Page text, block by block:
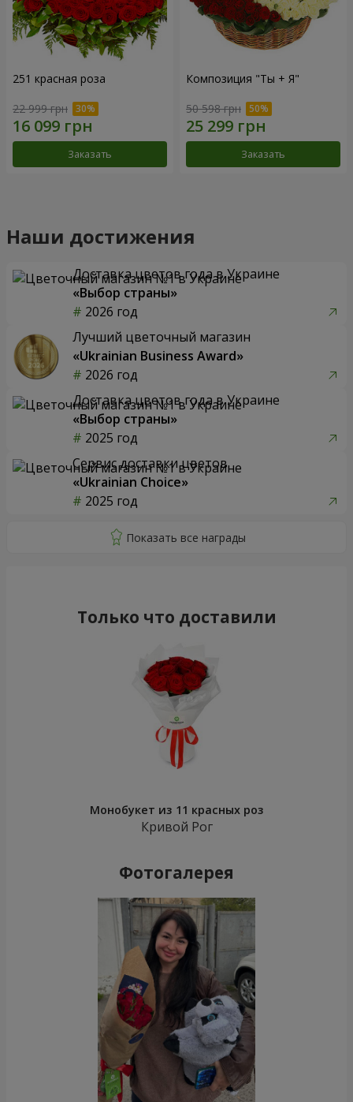
251 красная роза
22 999 грн
Заказать
Композиция "Ты + Я"
50 598 грн
Заказать
Наши достижения
Доставка цветов года в Украине
«Выбор страны»
2026 год
Лучший цветочный магазин
«Ukrainian Business Award»
2026 год
Доставка цветов года в Украине
«Выбор страны»
2025 год
Сервис доставки цветов
«Ukrainian Choice»
2025 год
Только что доставили
Монобукет из 11 красных роз
Кривой Рог
Фотогалерея